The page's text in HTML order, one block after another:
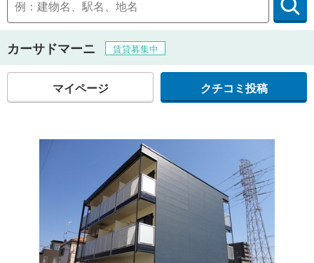
カーサドマーニ 賃貸募集中
マイページ クチコミ投稿